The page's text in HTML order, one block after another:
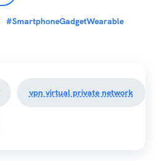
#SmartphoneGadgetWearable
vpn virtual private network